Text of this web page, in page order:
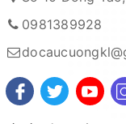
0981389928